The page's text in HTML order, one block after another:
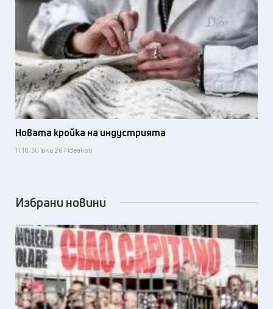
Новата кройка на индустрията
11:10, 30 юли 26 / Idealisti
Избрани новини